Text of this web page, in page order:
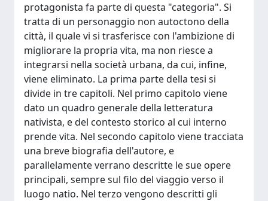
protagonista fa parte di questa "categoria". Si
tratta di un personaggio non autoctono della
città, il quale vi si trasferisce con l'ambizione di
migliorare la propria vita, ma non riesce a
integrarsi nella società urbana, da cui, infine,
viene eliminato. La prima parte della tesi si
divide in tre capitoli. Nel primo capitolo viene
dato un quadro generale della letteratura
nativista, e del contesto storico al cui interno
prende vita. Nel secondo capitolo viene tracciata
una breve biografia dell'autore, e
parallelamente verrano descritte le sue opere
principali, sempre sul filo del viaggio verso il
luogo natio. Nel terzo vengono descritti gli